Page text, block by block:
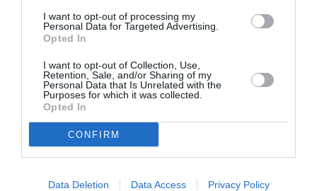
I want to opt-out of processing my
Personal Data for Targeted Advertising.
Opted In
I want to opt-out of Collection, Use,
Retention, Sale, and/or Sharing of my
Personal Data that Is Unrelated with the
Purposes for which it was collected.
Opted In
CONFIRM
Data Deletion Data Access Privacy Policy
una Educazione alla Cittadinanza mondiale, da
parte delle ong partner del progetto (ACRA,
Agentur, Stretta di Mano, UNMFREO).
Il Forum Internazionale, che rientra tra le
iniziative dell’Anno Europeo per lo sviluppo, è
l’occasione per presentare metodi didattici
innovativi, testimonianze di scambi culturali e